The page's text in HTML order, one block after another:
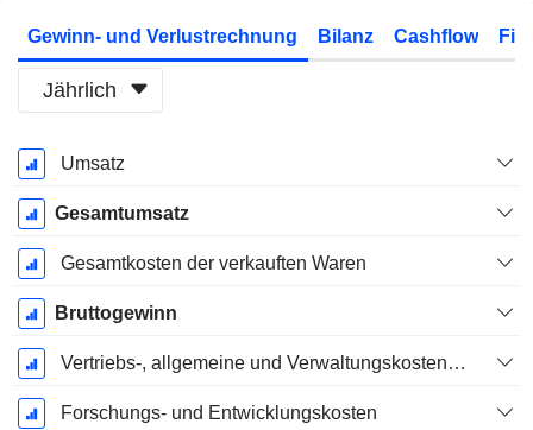
Gewinn- und Verlustrechnung Bilanz Cashflow
Jährlich
Ende d.
Geschäftsjahres:
Juni
Umsatz
Gesamtumsatz
Gesamtkosten der verkauften Waren
Bruttogewinn
Vertriebs-, allgemeine und Verwaltungskosten, Gesamt
Forschungs- und Entwicklungskosten